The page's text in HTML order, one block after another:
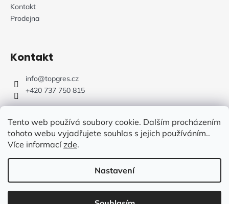
Tento web používá soubory cookie. Dalším procházením
tohoto webu vyjadřujete souhlas s jejich používáním..
Více informacízde.
Nastavení
Kontakt
Prodejna
Kontakt
info@topgres.cz
+420 737 750 815